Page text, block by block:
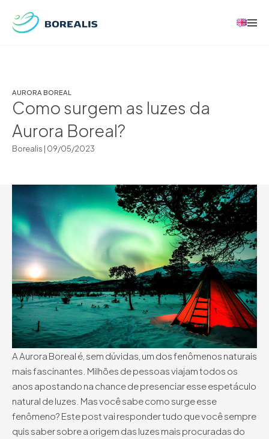
AURORA BOREAL
Como surgem as luzes da
Aurora Boreal?
Borealis | 09/05/2023
A Aurora Boreal é, sem dúvidas, um dos fenômenos naturais
mais fascinantes. Milhões de pessoas viajam todos os
anos apostando na chance de presenciar esse espetáculo
natural de luzes. Mas você sabe como surge esse
fenômeno? Este post vai responder tudo que você sempre
quis saber sobre a origem das luzes mais procuradas do